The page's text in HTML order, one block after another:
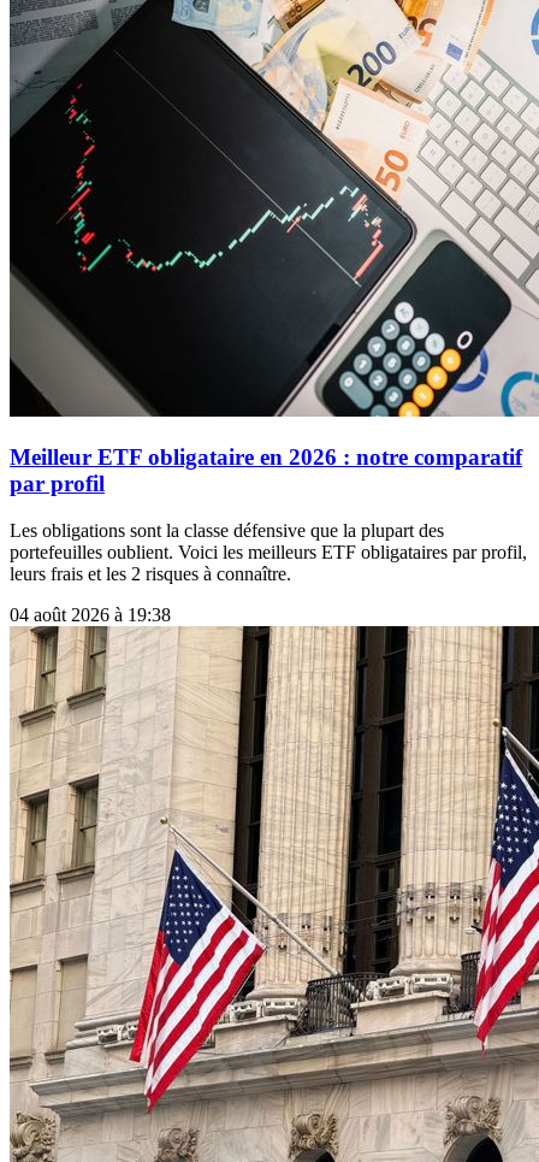
Meilleur ETF obligataire en 2026 : notre comparatif
par profil
Les obligations sont la classe défensive que la plupart des
portefeuilles oublient. Voici les meilleurs ETF obligataires par profil,
leurs frais et les 2 risques à connaître.
04 août 2026 à 19:38